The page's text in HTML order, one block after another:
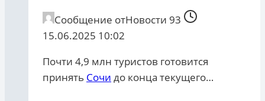
Сообщение отНовости 93
15.06.2025 10:02
Почти 4,9 млн туристов готовится
принять Сочи до конца текущего…